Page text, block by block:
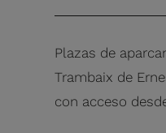
Plazas de
Trambaix de
con acceso